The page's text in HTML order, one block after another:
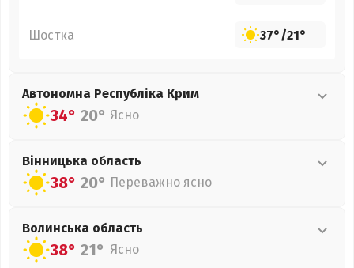
Шостка 37°/21°
Автономна Республіка Крим
34° 20° Ясно
Вінницька область
38° 20° Переважно ясно
Волинська область
38° 21° Ясно